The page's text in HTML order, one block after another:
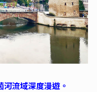
流域深度漫遊。